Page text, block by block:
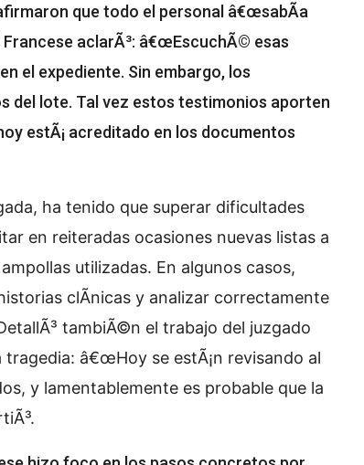
que todo el personal â€œsabÃ­a
Francese aclarÃ³: â€œEscuchÃ© esas
el expediente. Sin embargo, los
del lote. Tal vez estos testimonios aporten
estÃ¡ acreditado en los documentos
ha tenido que superar dificultades
en reiteradas ocasiones nuevas listas a
utilizadas. En algunos casos,
clÃ­nicas y analizar correctamente
tambiÃ©n el trabajo del juzgado
â€œHoy se estÃ¡n revisando al
y lamentablemente es probable que la